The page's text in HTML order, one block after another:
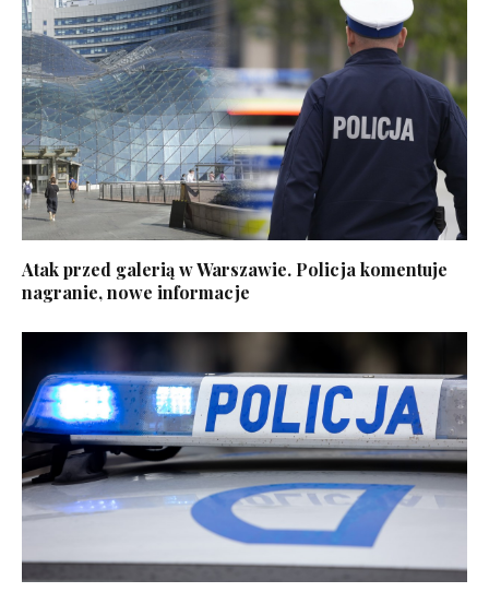
Atak przed galerią w Warszawie. Policja komentuje
nagranie, nowe informacje